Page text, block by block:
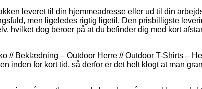
leveret til din hjemmeadresse eller ud til din
men ligeledes rigtig ligetil. Den prisbilligste
hvilket dog beroer på at du befinder dig med kort
// Beklædning – Outdoor Herre // Outdoor T-Shirts –
inden for kort tid, så derfor er det helt klogt at man